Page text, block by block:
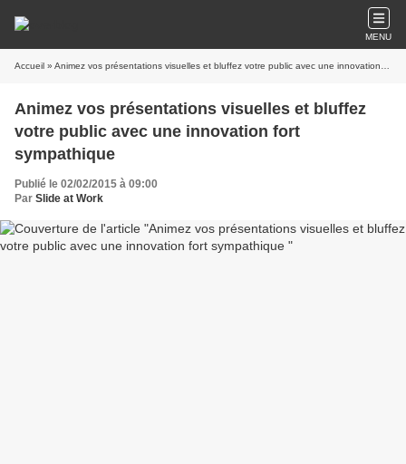
MENU
Accueil » Animez vos présentations visuelles et bluffez votre public avec une innovation fort sympathique
Animez vos présentations visuelles et bluffez
votre public avec une innovation fort
sympathique
Publié le 02/02/2015 à 09:00
Par Slide at Work